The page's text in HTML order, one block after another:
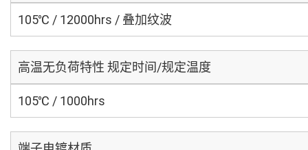
105℃ / 12000hrs / 叠加纹波
高温无负荷特性 规定时间/规定温度
105℃ / 1000hrs